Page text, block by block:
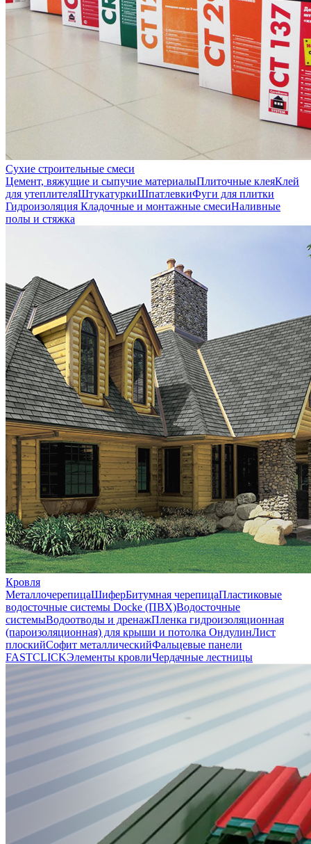
Сухие строительные смеси
Цемент, вяжущие и сыпучие материалыПлиточные клеяКлей
для утеплителяШтукатуркиШпатлевкиФуги для плитки
Гидроизоляция Кладочные и монтажные смесиНаливные
полы и стяжка
Кровля
МеталлочерепицаШиферБитумная черепицаПластиковые
водосточные системы Docke (ПВХ)Водосточные
системыВодоотводы и дренажПленка гидроизоляционная
(пароизоляционная) для крыши и потолка ОндулинЛист
плоскийСофит металлическийФальцевые панели
FASTCLICKЭлементы кровлиЧердачные лестницы